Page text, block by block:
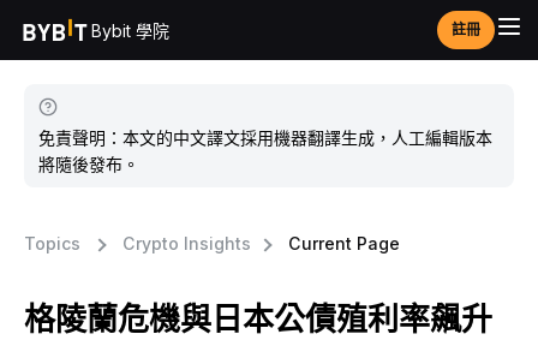
Bybit 學院 註冊
免責聲明：本文的中文譯文採用機器翻譯生成，人工編輯版本
將隨後發布。
Topics Crypto Insights Current Page
格陵蘭危機與日本公債殖利率飆升